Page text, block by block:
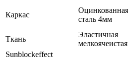
Каркас
Оцинкованная
сталь 4мм
Ткань
Эластичная
мелкоячеистая
Sunblockeffect